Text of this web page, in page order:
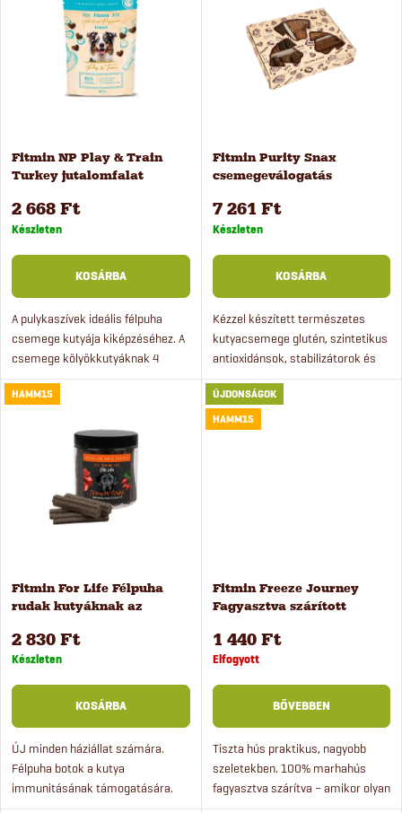
e
k
r
e
n
d
s
e
Legnépszerűbb termékek
ABC szerint
é
k
e
k
l
i
s
a
Fitmin NP Play & Train
Turkey jutalomfalat
2 668 Ft
Készleten
KOSÁRBA
A pulykaszívek ideális félpuha
csemege kutyája kiképzéséhez. A
csemege kölyökkutyáknak 4
hónapos kortól és felnőtt
kutyáknak való. A kutyacsemege
Fitmin Purity Snax
csemegeválogatás
7 261 Ft
Készleten
KOSÁRBA
Kézzel készített természetes
kutyacsemege glutén, szintetikus
antioxidánsok, stabilizátorok és
színezékek nélkül. Jutalmazza
meg a kutyáját egy igazán
nagyszerű...
HAMM15
Fitmin For Life Félpuha
rudak kutyáknak az
db
2 830 Ft
Készleten
KOSÁRBA
ÚJ minden háziállat számára.
Félpuha botok a kutya
immunitásának támogatására.
Ezek az új Immunity Sticks
ÚJDONSÁGOK
HAMM15
Fitmin Freeze Journey
Fagyasztva szárított
macskáknak 25 g
1 440 Ft
Elfogyott
BŐVEBBEN
Tiszta hús praktikus, nagyobb
szeletekben. 100% marhahús
fagyasztva szárítva – amikor olyan
jutalmat szeretnél, ami már az